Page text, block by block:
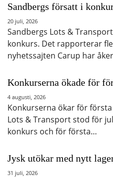
Sandbergs försatt i
20 juli, 2026
Sandbergs Lots &
konkurs. Det rapporterar
nyhetssajten Carup har
Konkurserna ökade för
4 augusti, 2026
Konkurserna ökar för
Lots & Transport stod för
konkurs och för första…
Jysk utökar med nytt
31 juli, 2026